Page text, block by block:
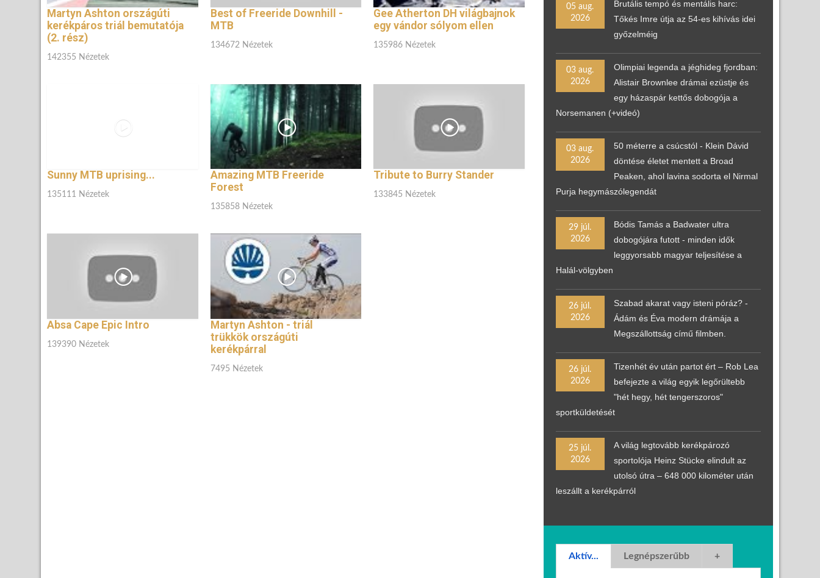
Martyn Ashton országúti
kerékpáros triál bemutatója
(2. rész)
142355 Nézetek
Best of Freeride Downhill -
MTB
134672 Nézetek
Gee Atherton DH világbajnok
egy vándor sólyom ellen
135986 Nézetek
Sunny MTB uprising...
135111 Nézetek
Amazing MTB Freeride
Forest
135858 Nézetek
Tribute to Burry Stander
133845 Nézetek
Absa Cape Epic Intro
139390 Nézetek
Martyn Ashton - triál
trükkök országúti
kerékpárral
7495 Nézetek
05 aug.
2026
Brutális tempó és mentális harc:
Tőkés Imre útja az 54-es kihívás idei
győzelméig
03 aug.
2026
Olimpiai legenda a jéghideg fjordban:
Alistair Brownlee drámai ezüstje és
egy házaspár kettős dobogója a
Norsemanen (+videó)
03 aug.
2026
50 méterre a csúcstól - Klein Dávid
döntése életet mentett a Broad
Peaken, ahol lavina sodorta el Nirmal
Purja hegymászólegendát
29 júl.
2026
Bódis Tamás a Badwater ultra
dobogójára futott - minden idők
leggyorsabb magyar teljesítése a
Halál-völgyben
26 júl.
2026
Szabad akarat vagy isteni póráz? -
Ádám és Éva modern drámája a
Megszállottság című filmben.
26 júl.
2026
Tizenhét év után partot ért – Rob Lea
befejezte a világ egyik legőrültebb
"hét hegy, hét tengerszoros"
sportküldetését
25 júl.
2026
A világ legtovább kerékpározó
sportolója Heinz Stücke elindult az
utolsó útra – 648 000 kilométer után
leszállt a kerékpárról
Aktív... Legnépszerűbb +